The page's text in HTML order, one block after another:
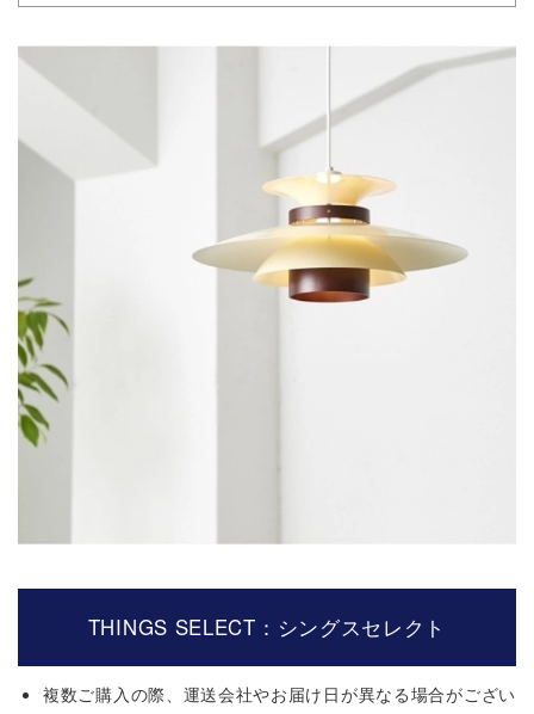
THINGS SELECT：シングスセレクト
複数ご購入の際、運送会社やお届け日が異なる場合がござい